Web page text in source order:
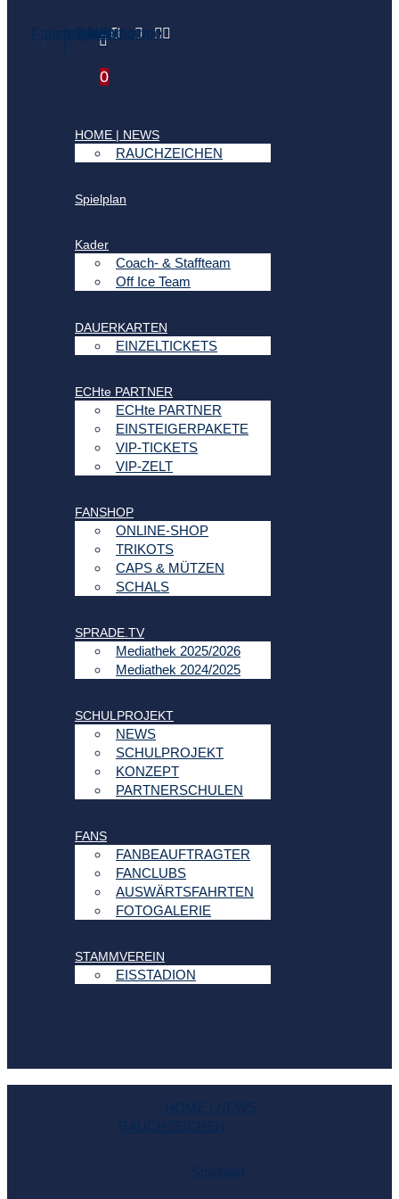
Facebook-
f
Instagram
Tiktok
Linkedin
Whatsapp
Youtube
0
HOME | NEWS
RAUCHZEICHEN
Spielplan
Kader
Coach- & Staffteam
Off Ice Team
DAUERKARTEN
EINZELTICKETS
ECHte PARTNER
ECHte PARTNER
EINSTEIGERPAKETE
VIP-TICKETS
VIP-ZELT
FANSHOP
ONLINE-SHOP
TRIKOTS
CAPS & MÜTZEN
SCHALS
SPRADE.TV
Mediathek 2025/2026
Mediathek 2024/2025
SCHULPROJEKT
NEWS
SCHULPROJEKT
KONZEPT
PARTNERSCHULEN
FANS
FANBEAUFTRAGTER
FANCLUBS
AUSWÄRTSFAHRTEN
FOTOGALERIE
STAMMVEREIN
EISSTADION
HOME | NEWS
RAUCHZEICHEN
Spielplan